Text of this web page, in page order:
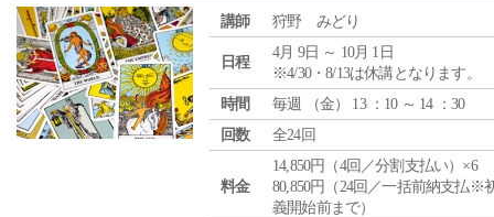
講師 狩野 みどり
日程
4月 9日 ～ 10月 1日
※4/30・8/13は休講となります。
時間
毎週 （金） 13 ：10 ～ 14 ：30
回数
全24回
料金
14,850円（4回／分割支払い）×6
80,850円（24回／一括前納支払※
義開始前まで）